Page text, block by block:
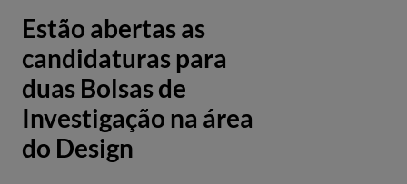
Estão abertas as
candidaturas para
duas Bolsas de
Investigação na área
do Design